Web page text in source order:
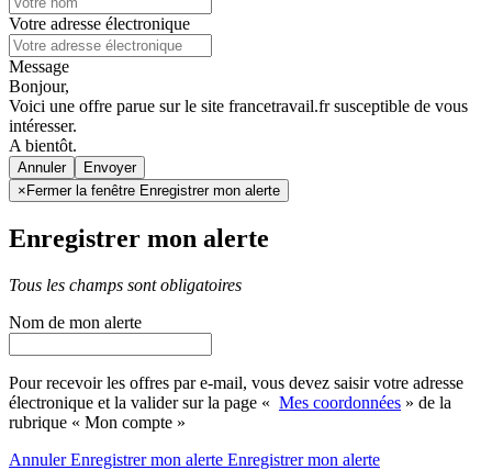
Votre adresse électronique
Message
Bonjour,
Voici une offre parue sur le site francetravail.fr susceptible de vous
intéresser.
A bientôt.
Annuler
× Fermer la fenêtre Enregistrer mon alerte
Enregistrer mon alerte
Tous les champs sont obligatoires
Nom de mon alerte
Pour recevoir les offres par e-mail, vous devez saisir votre adresse
électronique et la valider sur la page « Mes coordonnées » de la
rubrique « Mon compte »
AnnulerEnregistrer mon alerte Enregistrermon alerte